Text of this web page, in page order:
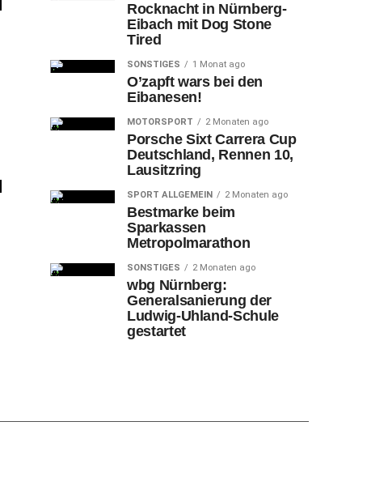
Rocknacht in Nürnberg-
Eibach mit Dog Stone
Tired
SONSTIGES 1 Monat ago
O’zapft wars bei den
Eibanesen!
MOTORSPORT 2 Monaten ago
Porsche Sixt Carrera Cup
Deutschland, Rennen 10,
Lausitzring
SPORT ALLGEMEIN 2 Monaten ago
Bestmarke beim
Sparkassen
Metropolmarathon
SONSTIGES 2 Monaten ago
wbg Nürnberg:
Generalsanierung der
Ludwig-Uhland-Schule
gestartet